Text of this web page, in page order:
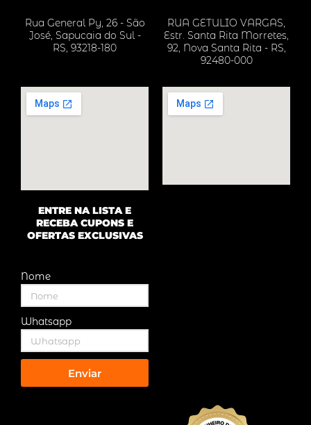
e
b
o
k
a
t
s
a
p
p
Rua General Py, 26 - São
José, Sapucaia do Sul -
RS, 93218-180
RUA GETULIO VARGAS,
Estr. Santa Rita Morretes,
92, Nova Santa Rita - RS,
92480-000
ENTRE NA LISTA E
RECEBA CUPONS E
OFERTAS EXCLUSIVAS
Nome
Whatsapp
Enviar